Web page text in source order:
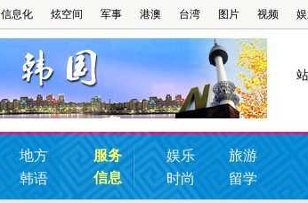
信息化 炫空间 军事 港澳 台湾 图片 视频
地方
韩语
服务
信息
娱乐
旅游
时尚
留学